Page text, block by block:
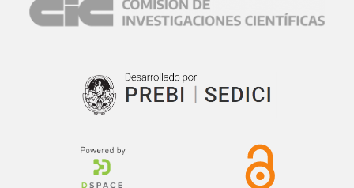
campo (desde 1970 aprox.) se han orientado básicamente
a atender el desarrollo de las actividades de la vida diaria
(AVD) en forma autoválida; produciéndose acciones y una
“trampas” arquitectónicas; en función de lograr ambientes
Accesibles, Seguros y Legibles. Este trabajo intenta
que nos permiten ampliar los parámetros de análisis,
considerando también el desarrollo de actividades
“sociales” y “generativas”, en busca de ambientes